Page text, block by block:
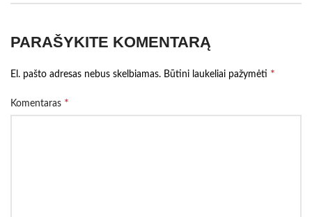
PARAŠYKITE KOMENTARĄ
El. pašto adresas nebus skelbiamas. Būtini laukeliai pažymėti *
Komentaras *